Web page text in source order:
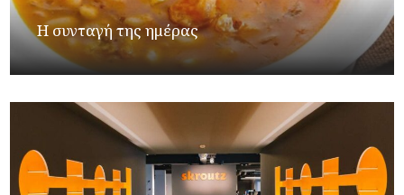
Η συνταγή της ημέρας